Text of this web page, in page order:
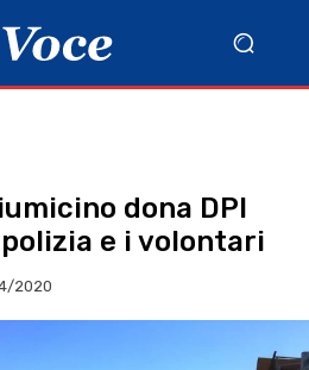
dona DPI
e i volontari
2020